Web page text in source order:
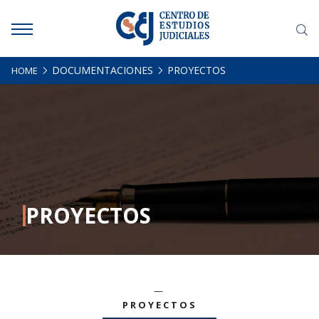
HACEMOS
NOTICIAS
CONTACTO
HOME DOCUMENTACIONES PROYECTOS
PROYECTOS
PROYECTOS